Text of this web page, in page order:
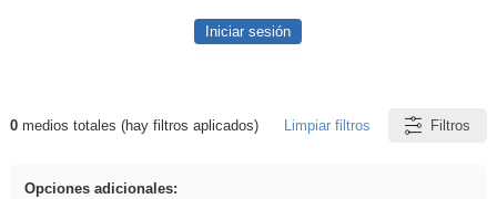
Iniciar sesión
Resultados de: islamismo
0medios totales (hay filtros aplicados) Limpiar filtros Filtros
Opciones adicionales: